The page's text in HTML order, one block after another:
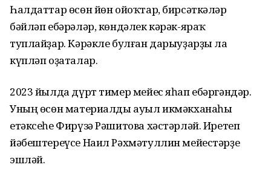
Һалдаттар өсөн йөн ойоҡтар, бирсәткәләр
бәйләп ебәрәләр, көндәлек кәрәк-яраҡ
туплайҙар. Кәрәкле булған дарыуҙарҙы ла
күпләп оҙаталар.
2023 йылда дүрт тимер мейес яһап ебәргәндәр.
Уның өсөн материалды ауыл икмәкханаһы
етәксеһе Фирүзә Рәшитова хәстәрләй. Иретеп
йәбештереүсе Наил Рәхмәтуллин мейестәрҙе
эшләй.